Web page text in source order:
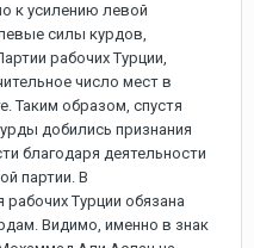
к усилению левой
силы курдов,
рабочих Турции,
число мест в
Таким образом, спустя
добились признания
благодаря деятельности
партии. В
Турции обязана
Видимо, именно в знак